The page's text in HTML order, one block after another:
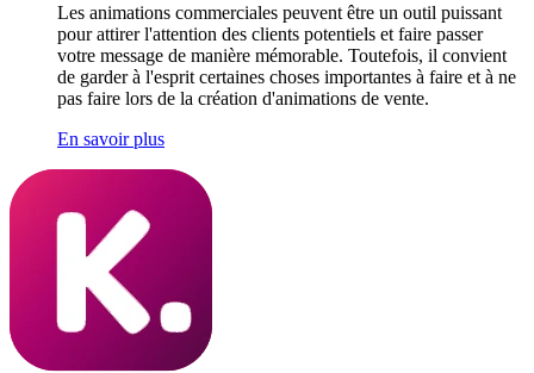
Les animations commerciales peuvent être un outil puissant
pour attirer l'attention des clients potentiels et faire passer
votre message de manière mémorable. Toutefois, il convient
de garder à l'esprit certaines choses importantes à faire et à ne
pas faire lors de la création d'animations de vente.
En savoir plus